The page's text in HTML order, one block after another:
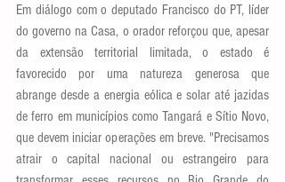
Em diálogo com o deputado Francisco do PT, líder
do governo na Casa, o orador reforçou que, apesar
da extensão territorial limitada, o estado é
favorecido por uma natureza generosa que
abrange desde a energia eólica e solar até jazidas
de ferro em municípios como Tangará e Sítio Novo,
que devem iniciar operações em breve. "Precisamos
atrair o capital nacional ou estrangeiro para